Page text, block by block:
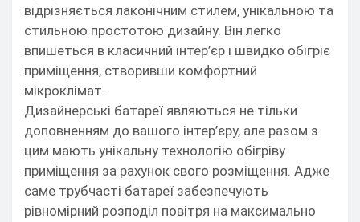
відрізняється лаконічним стилем, унікальною та
стильною простотою дизайну. Він легко
впишеться в класичний інтер’єр і швидко обігріє
приміщення, створивши комфортний
мікроклімат.
Дизайнерські батареї являються не тільки
доповненням до вашого інтер’єру, але разом з
цим мають унікальну технологію обігріву
приміщення за рахунок свого розміщення. Адже
саме трубчасті батареї забезпечують
рівномірний розподіл повітря на максимально